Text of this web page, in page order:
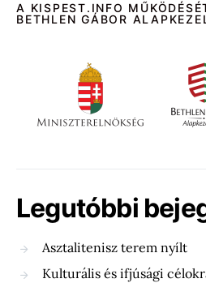
A KISPEST.INFO
BETHLEN GÁBOR
Legutóbbi
Asztalitenisz terem nyílt
Kulturális és ifjúsági